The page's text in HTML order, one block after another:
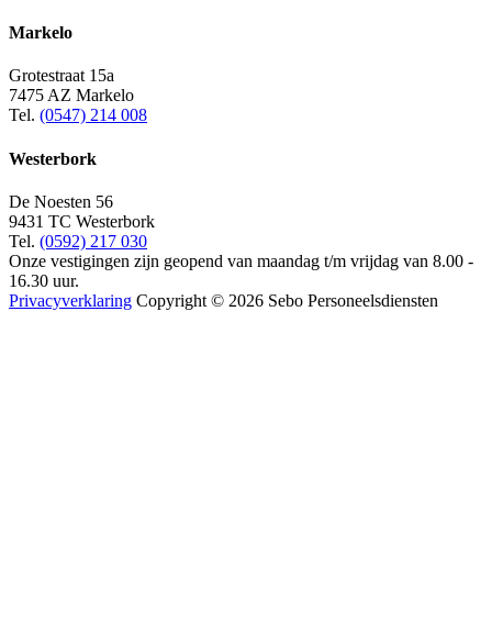
Markelo
Grotestraat 15a
7475 AZ Markelo
Tel. (0547) 214 008
Westerbork
De Noesten 56
9431 TC Westerbork
Tel. (0592) 217 030
Onze vestigingen zijn geopend van maandag t/m vrijdag van 8.00 -
16.30 uur.
Privacyverklaring Copyright © 2026 Sebo Personeelsdiensten